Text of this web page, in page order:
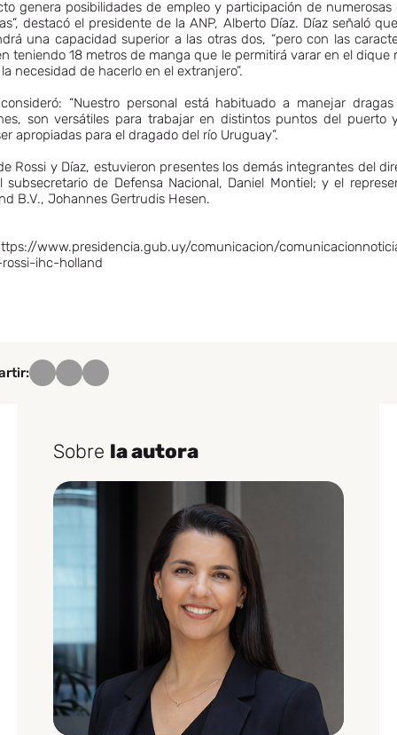
genera posibilidades de empleo y participación de numerosas
destacó el presidente de la ANP, Alberto Díaz. Díaz señaló
una capacidad superior a las otras dos, “pero con las
teniendo 18 metros de manga que le permitirá varar en el dique
necesidad de hacerlo en el extranjero”.
“Nuestro personal está habituado a manejar
son versátiles para trabajar en distintos puntos del puerto
apropiadas para el dragado del río Uruguay”.
Rossi y Díaz, estuvieron presentes los demás integrantes del
subsecretario de Defensa Nacional, Daniel Montiel; y el
B.V., Johannes Gertrudis Hesen.
www.presidencia.gub.uy/comunicacion/
ihc-holland
Sobre la autora